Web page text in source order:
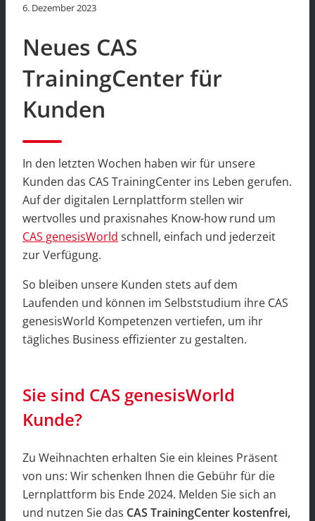
6. Dezember 2023
Neues CAS
TrainingCenter für
Kunden
In den letzten Wochen haben wir für unsere
Kunden das CAS TrainingCenter ins Leben gerufen.
Auf der digitalen Lernplattform stellen wir
wertvolles und praxisnahes Know-how rund um
CAS genesisWorld schnell, einfach und jederzeit
zur Verfügung.
So bleiben unsere Kunden stets auf dem
Laufenden und können im Selbststudium ihre CAS
genesisWorld Kompetenzen vertiefen, um ihr
tägliches Business effizienter zu gestalten.
Sie sind CAS genesisWorld
Kunde?
Zu Weihnachten erhalten Sie ein kleines Präsent
von uns: Wir schenken Ihnen die Gebühr für die
Lernplattform bis Ende 2024. Melden Sie sich an
und nutzen Sie das CAS TrainingCenter kostenfrei,